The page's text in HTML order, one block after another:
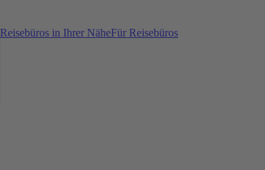
Reisebüros in Ihrer NäheFür Reisebüros